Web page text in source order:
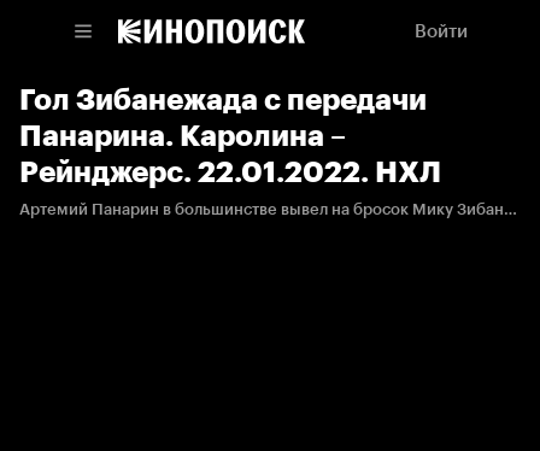
Войти
Гол Зибанежада с передачи
Панарина. Каролина –
Рейнджерс. 22.01.2022. НХЛ
Артемий Панарин в большинстве вывел на бросок Мику Зибанежада, и тот в касание отправил шайбу в ворота.